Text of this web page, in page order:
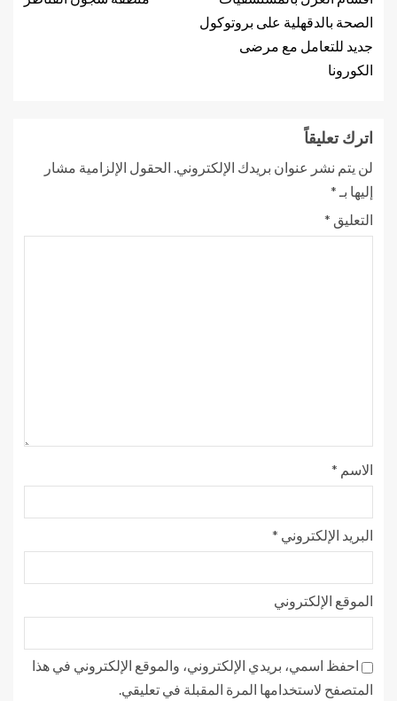
الصحة بالدقهلية على بروتوكول
جديد للتعامل مع مرضى
الكورونا
اترك تعليقاً
لن يتم نشر عنوان بريدك الإلكتروني. الحقول الإلزامية مشار
إليها بـ *
التعليق *
الاسم *
البريد الإلكتروني *
الموقع الإلكتروني
احفظ اسمي، بريدي الإلكتروني، والموقع الإلكتروني في هذا
المتصفح لاستخدامها المرة المقبلة في تعليقي.